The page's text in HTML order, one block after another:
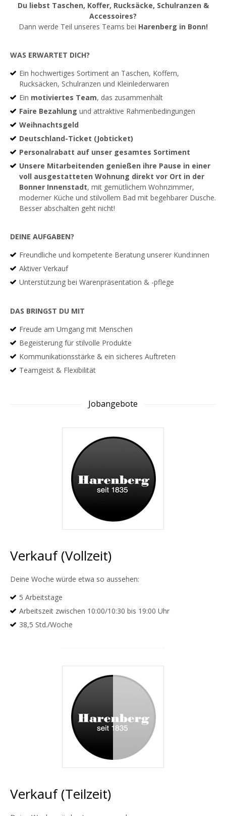
Du liebst Taschen, Koffer, Rucksäcke, Schulranzen &
Accessoires?
Dann werde Teil unseres Teams bei Harenberg in Bonn!
WAS ERWARTET DICH?
Ein hochwertiges Sortiment an Taschen, Koffern,
Rucksäcken, Schulranzen und Kleinlederwaren
Ein motiviertes Team, das zusammenhält
Faire Bezahlung und attraktive Rahmenbedingungen
Weihnachtsgeld
Deutschland-Ticket (Jobticket)
Personalrabatt auf unser gesamtes Sortiment
Unsere Mitarbeitenden genießen ihre Pause in einer
voll ausgestatteten Wohnung direkt vor Ort in der
Bonner Innenstadt, mit gemütlichem Wohnzimmer,
moderner Küche und stilvollem Bad mit begehbarer Dusche.
Besser abschalten geht nicht!
DEINE AUFGABEN?
Freundliche und kompetente Beratung unserer Kund:innen
Aktiver Verkauf
Unterstützung bei Warenpräsentation & -pflege
DAS BRINGST DU MIT
Freude am Umgang mit Menschen
Begeisterung für stilvolle Produkte
Kommunikationsstärke & ein sicheres Auftreten
Teamgeist & Flexibilität
Jobangebote
Verkauf (Vollzeit)
Deine Woche würde etwa so aussehen:
5 Arbeitstage
Arbeitszeit zwischen 10:00/10:30 bis 19:00 Uhr
38,5 Std./Woche
Verkauf (Teilzeit)